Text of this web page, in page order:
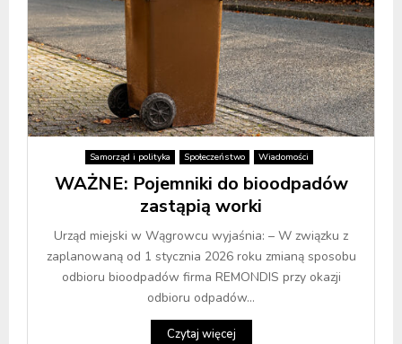
Samorząd i polityka Społeczeństwo Wiadomości
WAŻNE: Pojemniki do bioodpadów
zastąpią worki
Urząd miejski w Wągrowcu wyjaśnia: – W związku z
zaplanowaną od 1 stycznia 2026 roku zmianą sposobu
odbioru bioodpadów firma REMONDIS przy okazji
odbioru odpadów...
Czytaj więcej